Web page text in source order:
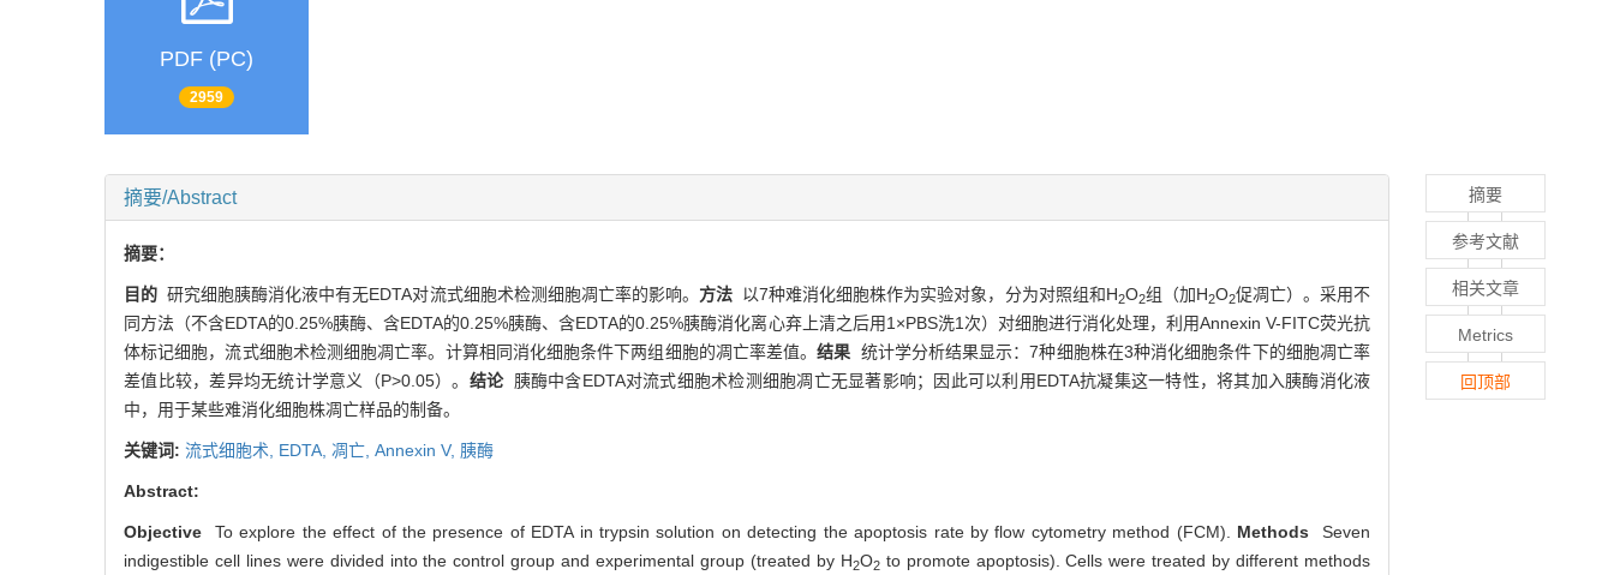
PDF (PC)
2959
摘要/Abstract
摘要：
目的 研究细胞胰酶消化液中有无EDTA对流式细胞术检测细胞凋亡率的影响。 方法 以7种难消化细胞株作为实验对象，分为对照组和H2O2组（加H2O2促凋亡）。采用不
同方法（不含EDTA的0.25%胰酶、含EDTA的0.25%胰酶、含EDTA的0.25%胰酶消化离心弃上清之后用1×PBS洗1次）对细胞进行消化处理，利用Annexin V-FITC荧光抗
体标记细胞，流式细胞术检测细胞凋亡率。计算相同消化细胞条件下两组细胞的凋亡率差值。结果 统计学分析结果显示：7种细胞株在3种消化细胞条件下的细胞凋亡率
差值比较，差异均无统计学意义（P>0.05）。 结论胰酶中含EDTA对流式细胞术检测细胞凋亡无显著影响；因此可以利用EDTA抗凝集这一特性，将其加入胰酶消化液
中，用于某些难消化细胞株凋亡样品的制备。
关键词: 流式细胞术, EDTA, 凋亡, Annexin V, 胰酶
Abstract:
Objective To explore the effect of the presence of EDTA in trypsin solution on detecting the apoptosis rate by flow cytometry method (FCM). Methods Seven
indigestible cell lines were divided into the control group and experimental group (treated by H2O2to promote apoptosis). Cells were treated by different methods
摘要
参考文献
相关文章
Metrics
回顶部